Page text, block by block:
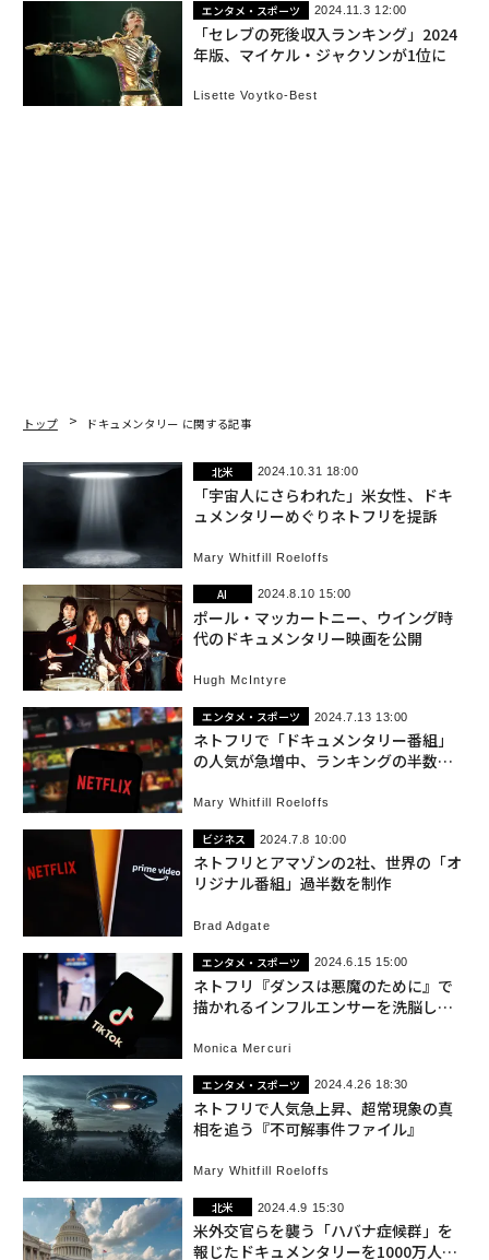
エンタメ・スポーツ 2024.11.3 12:00
「セレブの死後収入ランキング」2024
年版、マイケル・ジャクソンが1位に
Lisette Voytko-Best
トップ ドキュメンタリー に関する記事
北米 2024.10.31 18:00
「宇宙人にさらわれた」米女性、ドキ
ュメンタリーめぐりネトフリを提訴
Mary Whitfill Roeloffs
AI 2024.8.10 15:00
ポール・マッカートニー、ウイング時
代のドキュメンタリー映画を公開
Hugh McIntyre
エンタメ・スポーツ 2024.7.13 13:00
ネトフリで「ドキュメンタリー番組」
の人気が急増中、ランキングの半数独
Mary Whitfill Roeloffs
ビジネス 2024.7.8 10:00
ネトフリとアマゾンの2社、世界の「オ
リジナル番組」過半数を制作
Brad Adgate
エンタメ・スポーツ 2024.6.15 15:00
ネトフリ『ダンスは悪魔のために』で
描かれるインフルエンサーを洗脳した
Monica Mercuri
エンタメ・スポーツ 2024.4.26 18:30
ネトフリで人気急上昇、超常現象の真
相を追う『不可解事件ファイル』
Mary Whitfill Roeloffs
北米 2024.4.9 15:30
米外交官らを襲う「ハバナ症候群」を
報じたドキュメンタリーを1000万人が